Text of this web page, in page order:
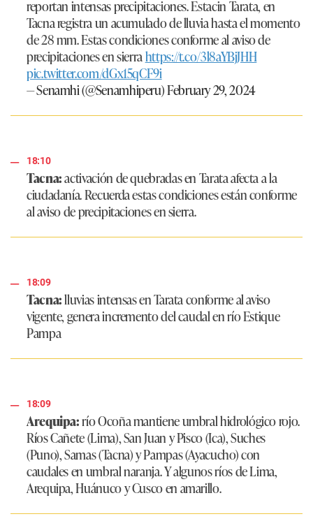
reportan intensas precipitaciones. Estacin Tarata, en
Tacna registra un acumulado de lluvia hasta el momento
de 28 mm. Estas condiciones conforme al aviso de
precipitaciones en sierrahttps://t.co/3l8aYBjJHH
pic.twitter.com/dGx15qCF9i
— Senamhi (@Senamhiperu)February 29, 2024
18:10
Tacna:activación de quebradas en Tarata afecta a la
ciudadanía. Recuerda estas condiciones están conforme
al aviso de precipitaciones en sierra.
18:09
Tacna:lluvias intensas en Tarata conforme al aviso
vigente, genera incremento del caudal en río Estique
Pampa
18:09
Arequipa:río Ocoña mantiene umbral hidrológico rojo.
Ríos Cañete (Lima), San Juan y Pisco (Ica), Suches
(Puno), Samas (Tacna) y Pampas (Ayacucho) con
caudales en umbral naranja. Y algunos ríos de Lima,
Arequipa, Huánuco y Cusco en amarillo.